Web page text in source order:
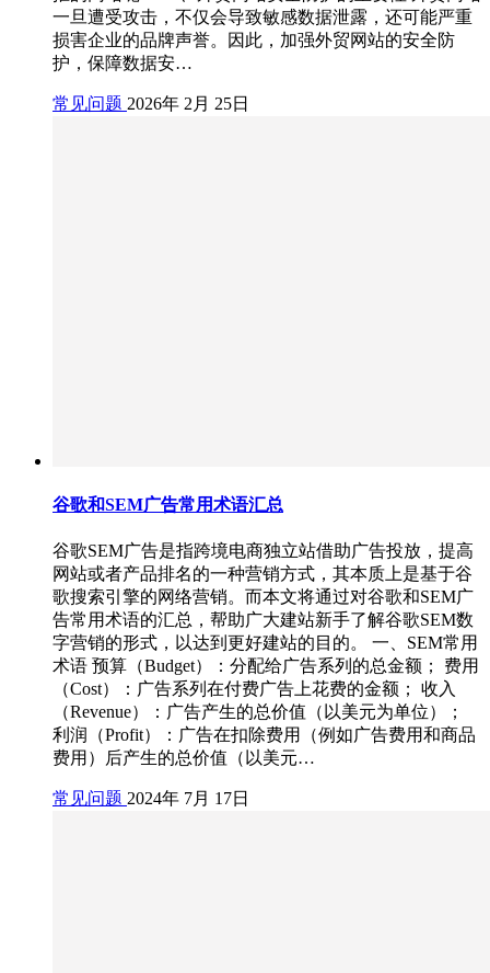
一旦遭受攻击，不仅会导致敏感数据泄露，还可能严重
损害企业的品牌声誉。因此，加强外贸网站的安全防
护，保障数据安…
常见问题 2026年 2月 25日
谷歌和SEM广告常用术语汇总
谷歌SEM广告是指跨境电商独立站借助广告投放，提高
网站或者产品排名的一种营销方式，其本质上是基于谷
歌搜索引擎的网络营销。而本文将通过对谷歌和SEM广
告常用术语的汇总，帮助广大建站新手了解谷歌SEM数
字营销的形式，以达到更好建站的目的。 一、SEM常用
术语 预算（Budget）：分配给广告系列的总金额； 费用
（Cost）：广告系列在付费广告上花费的金额； 收入
（Revenue）：广告产生的总价值（以美元为单位）；
利润（Profit）：广告在扣除费用（例如广告费用和商品
费用）后产生的总价值（以美元…
常见问题 2024年 7月 17日